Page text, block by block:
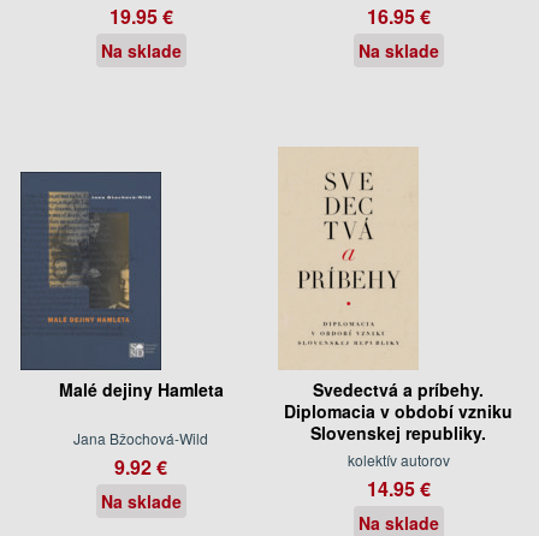
19.95 €
Na sklade
16.95 €
Na sklade
Malé dejiny Hamleta
Jana Bžochová-Wild
9.92 €
Na sklade
Svedectvá a príbehy.
Diplomacia v období vzniku
Slovenskej republiky.
kolektív autorov
14.95 €
Na sklade